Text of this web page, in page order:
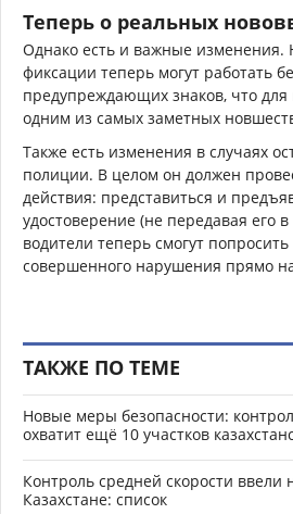
Теперь о реальных
Однако есть и важные
фиксации теперь могут работать
предупреждающих знаков, что для
одним из самых заметных
Также есть изменения в случаях
полиции. В целом он должен
действия: представиться и
удостоверение (не передавая его
водители теперь смогут
совершенного нарушения прямо
ТАКЖЕ ПО ТЕМЕ
Новые меры безопасности:
охватит ещё 10 участков
Контроль средней скорости ввели
Казахстане: список